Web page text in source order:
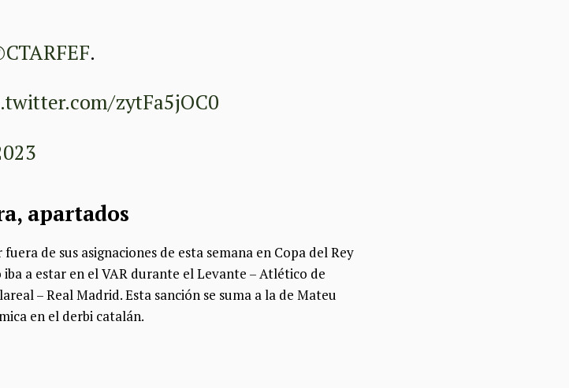
.
zytFa5jOC0
apartados
de sus asignaciones de esta semana en Copa del Rey
a estar en el VAR durante el Levante – Atlético de
– Real Madrid. Esta sanción se suma a la de Mateu
en el derbi catalán.